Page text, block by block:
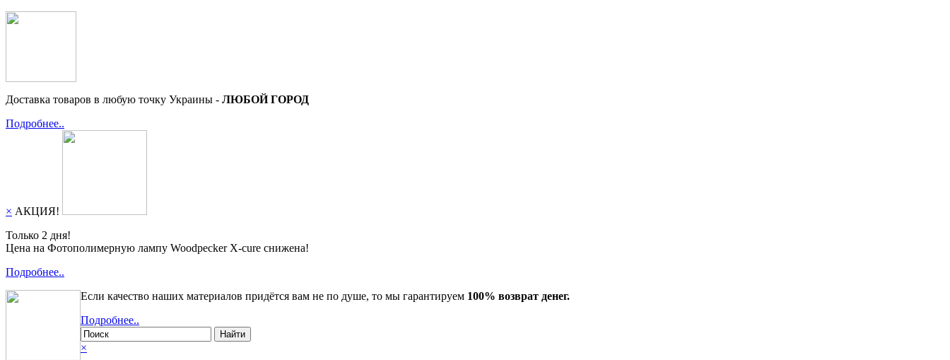
Доставка товаров в любую точку Украины - ЛЮБОЙ ГОРОД
Подробнее..
× АКЦИЯ!
Только 2 дня!
Цена на Фотополимерную лампу Woodpecker X-cure снижена!
Подробнее..
Если качество наших материалов придётся вам не по душе, то мы гарантируем 100% возврат денег.
Подробнее..
Найти
×